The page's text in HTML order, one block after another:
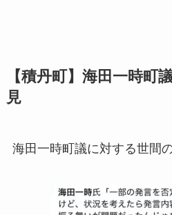
【積丹町】海田一時町
見
海田一時町議に対する世間